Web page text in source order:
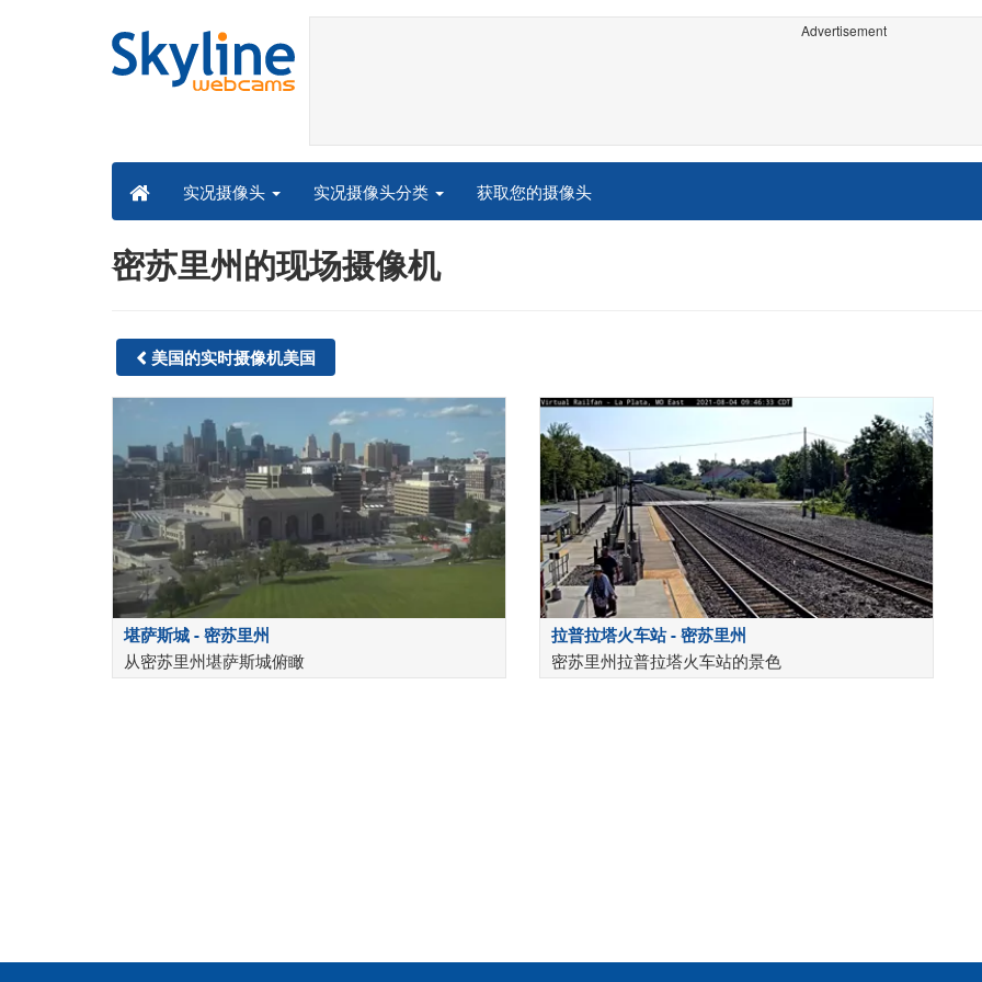
Advertisement
实况摄像头 实况摄像头分类 获取您的摄像头
密苏里州的现场摄像机
美国的实时摄像机美国
堪萨斯城 - 密苏里州
从密苏里州堪萨斯城俯瞰
拉普拉塔火车站 - 密苏里州
密苏里州拉普拉塔火车站的景色